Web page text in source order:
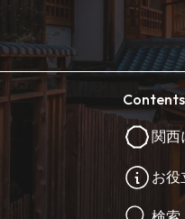
Contents
関西
お役